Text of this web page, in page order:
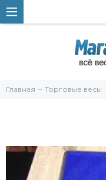
Главная Торговые весы